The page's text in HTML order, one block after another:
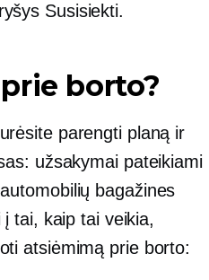
Susisiekti.
borto?
parengti planą ir
užsakymai pateikiami
bagažines
tai, kaip tai veikia,
atsiėmimą prie borto: